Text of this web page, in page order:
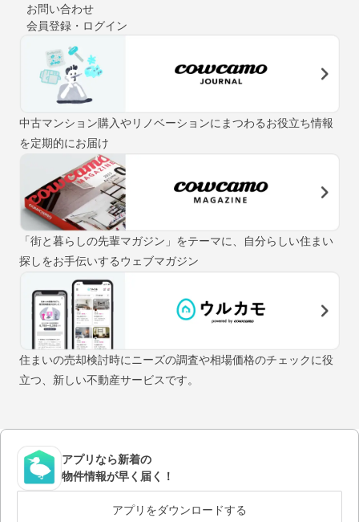
お問い合わせ
会員登録・ログイン
中古マンション購入やリノベーションにまつわるお役立ち情報
を定期的にお届け
「街と暮らしの先輩マガジン」をテーマに、自分らしい住まい
探しをお手伝いするウェブマガジン
住まいの売却検討時にニーズの調査や相場価格のチェックに役
立つ、新しい不動産サービスです。
アプリなら新着の
物件情報が早く届く！
アプリをダウンロードする